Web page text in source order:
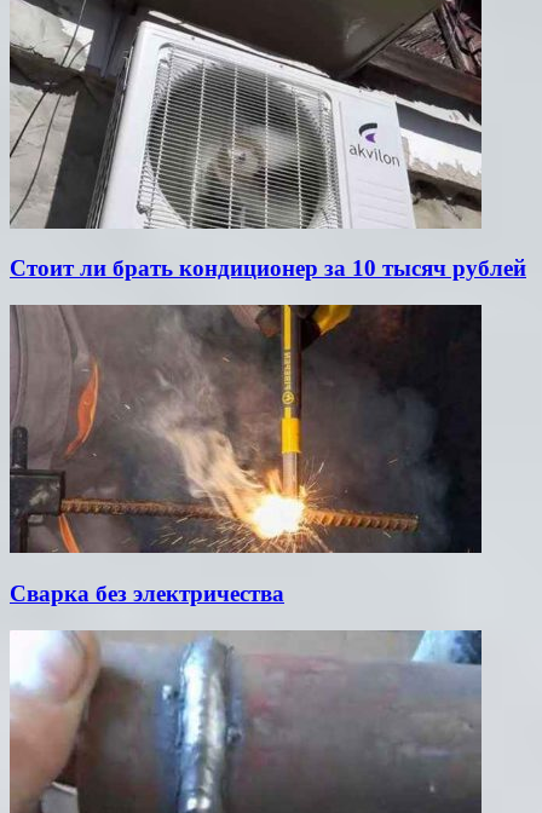
Стоит ли брать кондиционер за 10 тысяч рублей
Сварка без электричества